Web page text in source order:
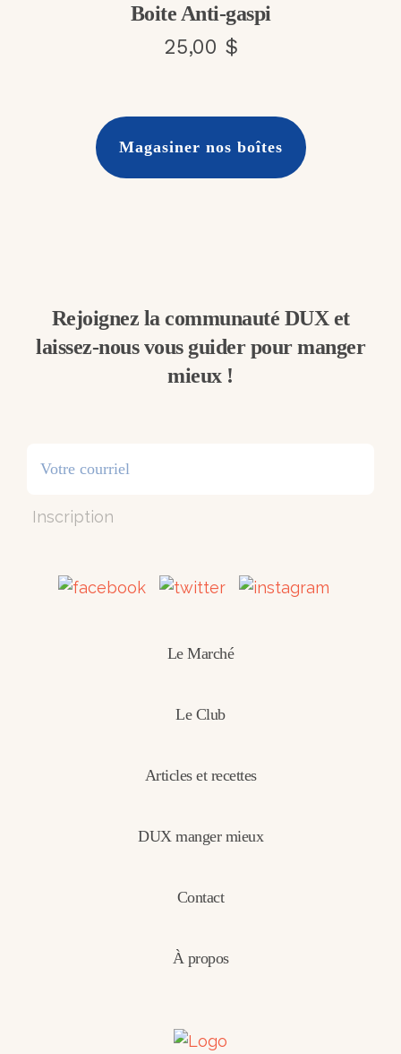
Boite Anti-gaspi
25,00 $
Magasiner nos boîtes
Rejoignez la communauté DUX et
laissez-nous vous guider pour manger
mieux !
Inscription
Le Marché
Le Club
Articles et recettes
DUX manger mieux
Contact
À propos